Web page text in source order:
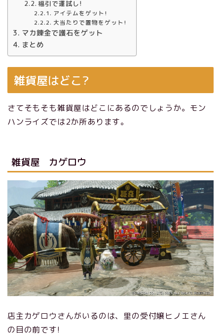
福引で運試し!
アイテムをゲット!
大当たりで置物をゲット!
マカ錬金で護石をゲット
まとめ
雑貨屋はどこ?
さてそもそも雑貨屋はどこにあるのでしょうか。モン
ハンライズでは2か所あります。
雑貨屋 カゲロウ
店主カゲロウさんがいるのは、里の受付嬢ヒノエさん
の目の前です!